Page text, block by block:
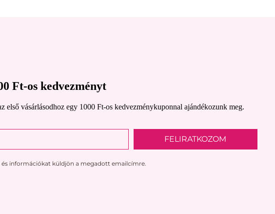
Ft-os kedvezményt
vásárlásodhoz egy 1000 Ft-os kedvezménykuponnal ajándékozunk meg.
FELIRATKOZOM
információkat küldjön a megadott emailcímre.